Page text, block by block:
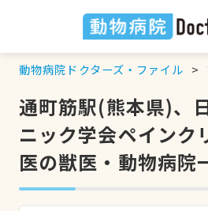
動物病院ドクターズ・ファイル
通町筋駅(熊本県)、
ニック学会ペインク
医の獣医・動物病院